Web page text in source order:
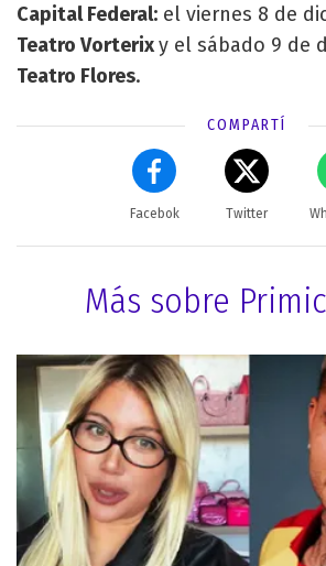
Capital Federal: el viernes 8 de
Teatro Vorterixy el sábado 9 de
Teatro Flores.
COMPARTÍ
Facebok Twitter
Más sobre